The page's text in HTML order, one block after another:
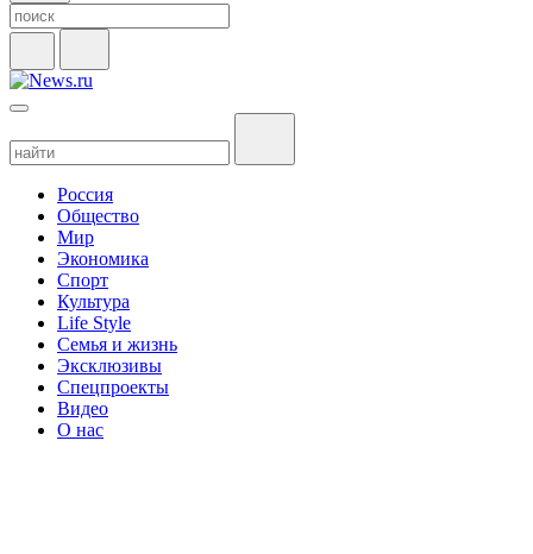
Россия
Общество
Мир
Экономика
Спорт
Культура
Life Style
Семья и жизнь
Эксклюзивы
Спецпроекты
Видео
О нас